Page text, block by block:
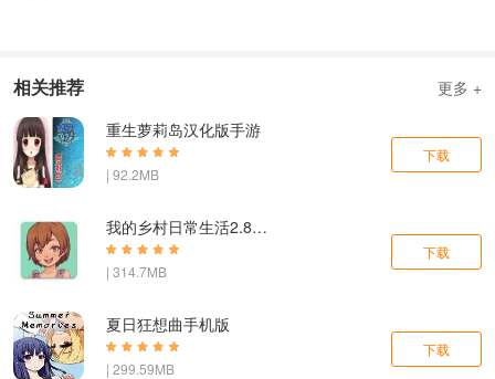
相关推荐
更多 +
重生萝莉岛汉化版手游
| 92.2MB
下载
我的乡村日常生活2.8完整汉化版安卓
| 314.7MB
下载
夏日狂想曲手机版
| 299.59MB
下载